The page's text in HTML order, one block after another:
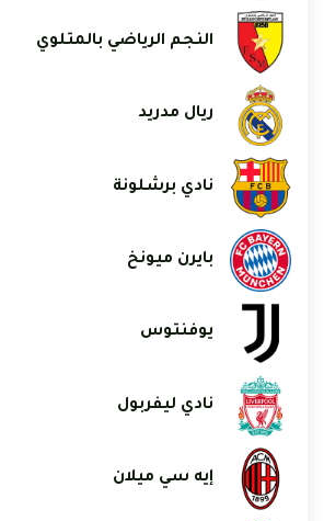
النجم الرياضي بالمتلوي
ريال مدريد
نادي برشلونة
بايرن ميونخ
يوفنتوس
نادي ليفربول
إيه سي ميلان